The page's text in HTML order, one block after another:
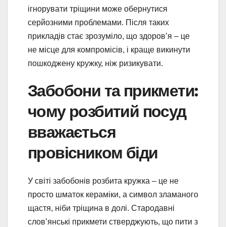
ігнорувати тріщини може обернутися
серйозними проблемами. Після таких
прикладів стає зрозуміло, що здоров’я – це
не місце для компромісів, і краще викинути
пошкоджену кружку, ніж ризикувати.
Забобони та прикмети:
чому розбитий посуд
вважається
провісником біди
У світі забобонів розбита кружка – це не
просто шматок кераміки, а символ зламаного
щастя, ніби тріщина в долі. Стародавні
слов’янські прикмети стверджують, що пити з